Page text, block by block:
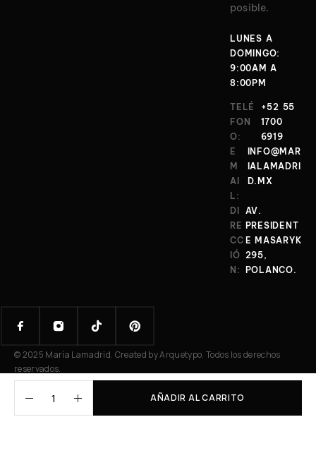
AÑADIR AL CARRITO
posible.
LUNES A
DOMINGO:
9:00AM A
8:00PM
TELÉ
FON
O:
+52 55
1700
6919
E
M
AI
L:
INFO@MAR
IALAMADRI
D.MX
DI
RE
CC
IÓ
N:
AV.
PRESIDENT
E MASARYK
295,
POLANCO.
© 2025 María Lamadrid. Created by Arquetypo. Todos los derechos
reservados.